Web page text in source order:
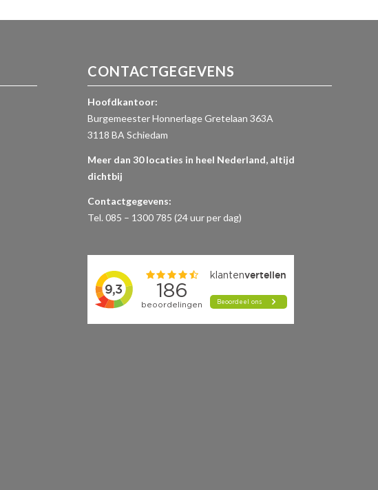
CONTACTGEGEVENS
Hoofdkantoor:
Burgemeester Honnerlage Gretelaan 363A
3118 BA Schiedam
Meer dan 30 locaties in heel Nederland, altijd
dichtbij
Contactgegevens:
Tel. 085 – 1300 785 (24 uur per dag)